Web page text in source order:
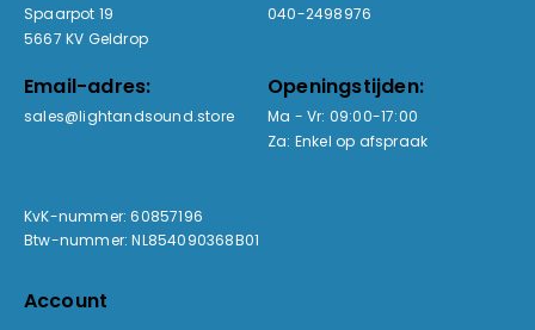
Spaarpot 19
5667 KV Geldrop
040-2498976
Email-adres:
sales@lightandsound.store
Openingstijden:
Ma - Vr: 09:00-17:00
Za: Enkel op afspraak
KvK-nummer: 60857196
Btw-nummer: NL854090368B01
Account